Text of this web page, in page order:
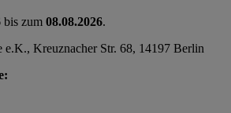
bis zum 08.08.2026.
e.K., Kreuznacher Str. 68, 14197 Berlin